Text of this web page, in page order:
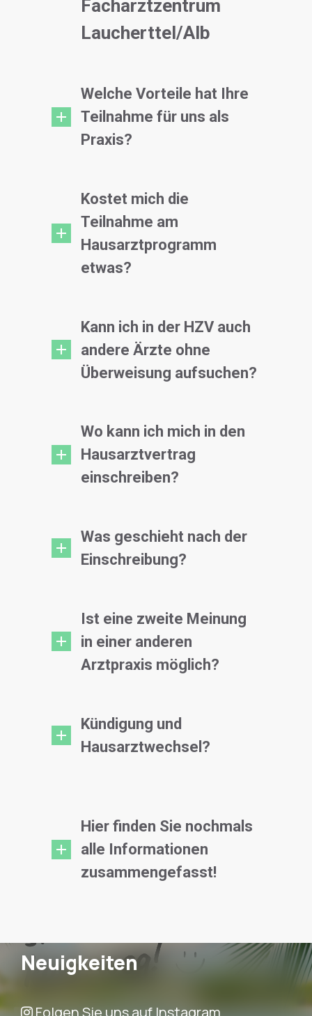
Facharztzentrum
Laucherttel/Alb
Welche Vorteile hat Ihre
Teilnahme für uns als
Praxis?
Kostet mich die
Teilnahme am
Hausarztprogramm
etwas?
Kann ich in der HZV auch
andere Ärzte ohne
Überweisung aufsuchen?
Wo kann ich mich in den
Hausarztvertrag
einschreiben?
Was geschieht nach der
Einschreibung?
Ist eine zweite Meinung
in einer anderen
Arztpraxis möglich?
Kündigung und
Hausarztwechsel?
Hier finden Sie nochmals
alle Informationen
zusammengefasst!
Neuigkeiten